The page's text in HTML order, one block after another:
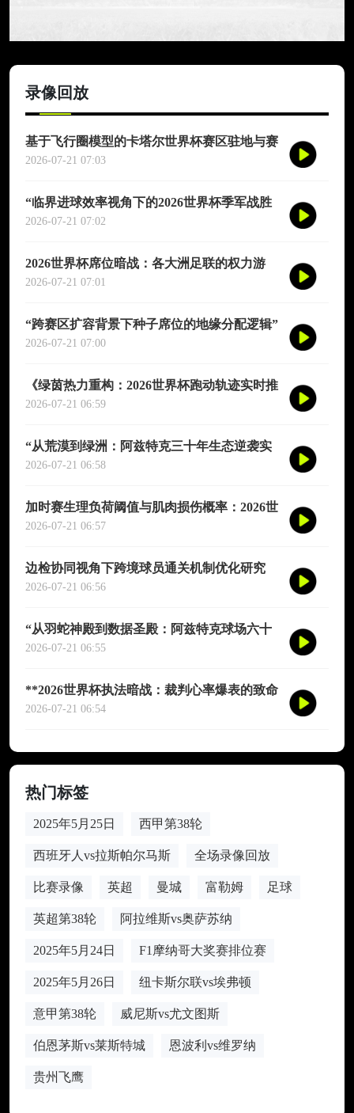
录像回放
基于飞行圈模型的卡塔尔世界杯赛区驻地与赛
程协同优化适配研究
2026-07-21 07:03
“临界进球效率视角下的2026世界杯季军战胜
负概率再评估”
2026-07-21 07:02
2026世界杯席位暗战：各大洲足联的权力游
戏、利益交换与投票策略
2026-07-21 07:01
“跨赛区扩容背景下种子席位的地缘分配逻辑”
2026-07-21 07:00
《绿茵热力重构：2026世界杯跑动轨迹实时推
演图谱》
2026-07-21 06:59
“从荒漠到绿洲：阿兹特克三十年生态逆袭实
录”
2026-07-21 06:58
加时赛生理负荷阈值与肌肉损伤概率：2026世
界杯多维度预测模型
2026-07-21 06:57
边检协同视角下跨境球员通关机制优化研究
——以2026年联合世界杯为场景
2026-07-21 06:56
“从羽蛇神殿到数据圣殿：阿兹特克球场六十
年世界杯的文明跃迁”
2026-07-21 06:55
**2026世界杯执法暗战：裁判心率爆表的致命
90分钟**
2026-07-21 06:54
热门标签
2025年5月25日 西甲第38轮
西班牙人vs拉斯帕尔马斯 全场录像回放
比赛录像 英超 曼城 富勒姆 足球
英超第38轮 阿拉维斯vs奥萨苏纳
2025年5月24日 F1摩纳哥大奖赛排位赛
2025年5月26日 纽卡斯尔联vs埃弗顿
意甲第38轮 威尼斯vs尤文图斯
伯恩茅斯vs莱斯特城 恩波利vs维罗纳
贵州飞鹰